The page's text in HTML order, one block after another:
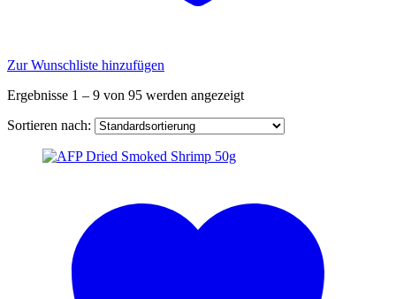
Zur Wunschliste hinzufügen
Ergebnisse 1 – 9 von 95 werden angezeigt
Sortieren nach: